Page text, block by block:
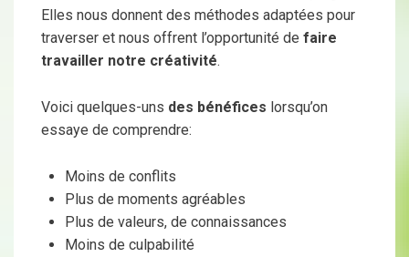
Elles nous donnent des méthodes adaptées pour
traverser et nous offrent l’opportunité de faire
travailler notre créativité.
Voici quelques-uns des bénéfices lorsqu’on
essaye de comprendre:
Moins de conflits
Plus de moments agréables
Plus de valeurs, de connaissances
Moins de culpabilité